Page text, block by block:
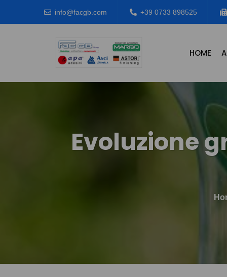
info@facgb.com +39 0733 898525
HOME
Evoluzione